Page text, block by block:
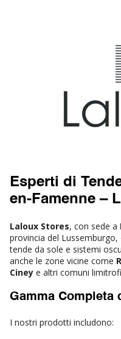
Esperti di
en-Famenne –
Laloux Stores, con sede a
provincia del
tende da sole e sistemi
anche le zone vicine come
Ciney e altri comuni
Gamma Completa
I nostri prodotti includono: